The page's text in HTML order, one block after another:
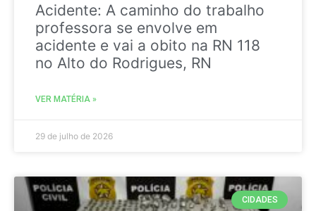
Acidente: A caminho do trabalho
professora se envolve em
acidente e vai a obito na RN 118
no Alto do Rodrigues, RN
VER MATÉRIA »
29 de julho de 2026
CIDADES